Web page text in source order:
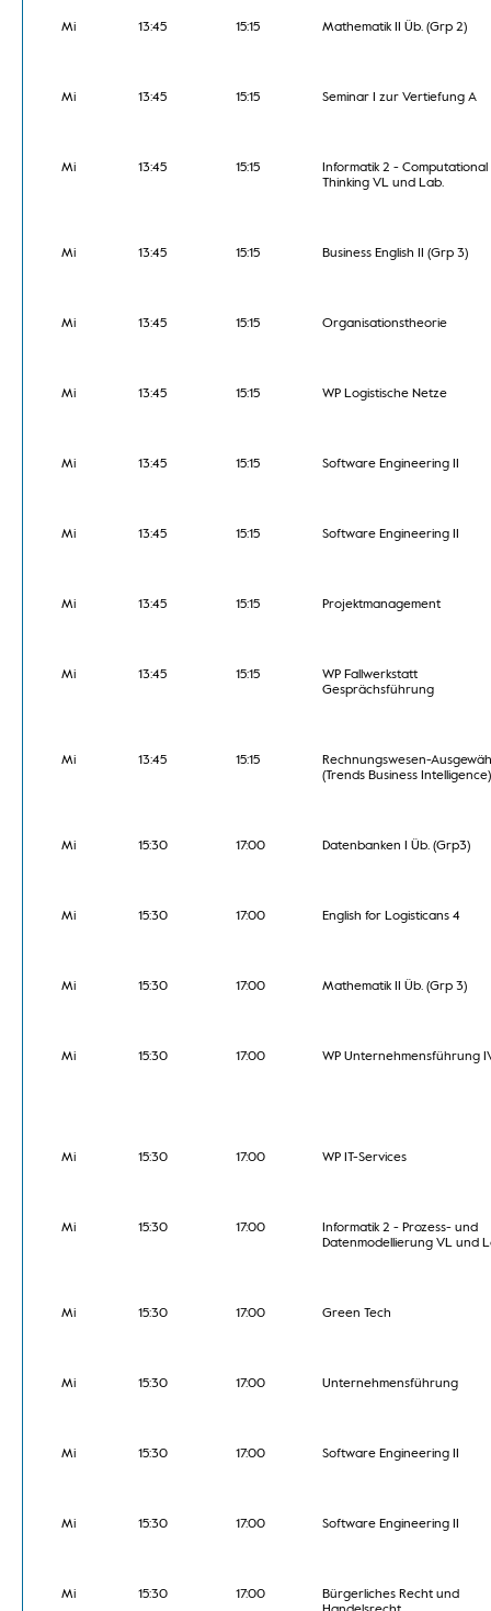
Mi 13:45 15:15 Mathematik II Üb. (Grp 2)
Mi 13:45 15:15 Seminar I zur Vertiefung A
Mi 13:45 15:15
Informatik 2 - Computational
Thinking VL und Lab.
Mi 13:45 15:15 Business English II (Grp 3)
Mi 13:45 15:15 Organisationstheorie
Mi 13:45 15:15 WP Logistische Netze
Mi 13:45 15:15 Software Engineering II
Mi 13:45 15:15 Software Engineering II
Mi 13:45 15:15 Projektmanagement
Mi 13:45 15:15
WP Fallwerkstatt
Gesprächsführung
Mi 13:45 15:15
Rechnungswesen-
(Trends Business Intelligence)
Mi 15:30 17:00 Datenbanken I Üb. (Grp3)
Mi 15:30 17:00 English for Logisticans 4
Mi 15:30 17:00 Mathematik II Üb. (Grp 3)
Mi 15:30 17:00 WP Unternehmensführung
Mi 15:30 17:00 WP IT-Services
Mi 15:30 17:00
Informatik 2 - Prozess- und
Datenmodellierung VL und
Mi 15:30 17:00 Green Tech
Mi 15:30 17:00 Unternehmensführung
Mi 15:30 17:00 Software Engineering II
Mi 15:30 17:00 Software Engineering II
Mi 15:30 17:00
Bürgerliches Recht und